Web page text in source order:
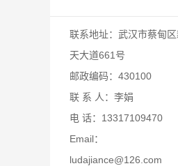
联系地址：武汉市蔡甸
天大道661号
邮政编码：430100
联 系 人：李娟
电 话：13317109470
Email：
ludajiance@126.com